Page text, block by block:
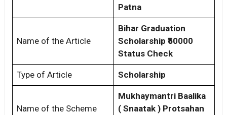
Patna
Name of the Article
Bihar Graduation
Scholarship ₹50000
Status Check
Type of Article Scholarship
Name of the Scheme
Mukhaymantri Baalika
( Snaatak ) Protsahan